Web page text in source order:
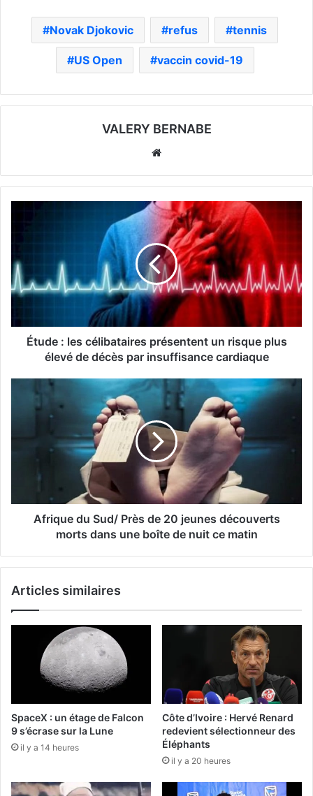
Novak Djokovic refus tennis
US Open vaccin covid-19
VALERY BERNABE
Étude : les célibataires présentent un risque plus
élevé de décès par insuffisance cardiaque
Afrique du Sud/ Près de 20 jeunes découverts
morts dans une boîte de nuit ce matin
Articles similaires
SpaceX : un étage de Falcon
9 s’écrase sur la Lune
il y a 14 heures
Côte d’Ivoire : Hervé Renard
redevient sélectionneur des
Éléphants
il y a 20 heures